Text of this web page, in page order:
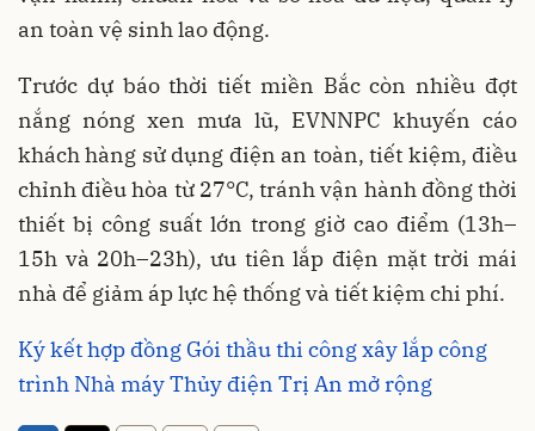
an toàn vệ sinh lao động.
Trước dự báo thời tiết miền Bắc còn nhiều đợt
nắng nóng xen mưa lũ, EVNNPC khuyến cáo
khách hàng sử dụng điện an toàn, tiết kiệm, điều
chỉnh điều hòa từ 27°C, tránh vận hành đồng thời
thiết bị công suất lớn trong giờ cao điểm (13h–
15h và 20h–23h), ưu tiên lắp điện mặt trời mái
nhà để giảm áp lực hệ thống và tiết kiệm chi phí.
Ký kết hợp đồng Gói thầu thi công xây lắp công
trình Nhà máy Thủy điện Trị An mở rộng